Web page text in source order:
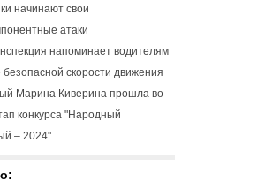
начинают свои
атаки
напоминает водителям
скорости движения
Марина Киверина прошла во
конкурса "Народный
– 2024"